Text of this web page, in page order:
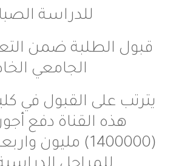
للدراسة الصباحية
ضمن التعليم
الجامعي الخاص
القبول في كلية
القناة دفع أجور
(1400000) مليون واربعمائة